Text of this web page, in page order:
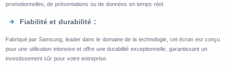
promotionnelles, de présentations ou de données en temps réel.
Fiabilité et durabilité :
Fabriqué par Samsung, leader dans le domaine de la technologie, cet écran est conçu
pour une utilisation intensive et offre une durabilité exceptionnelle, garantissant un
investissement sûr pour votre entreprise.